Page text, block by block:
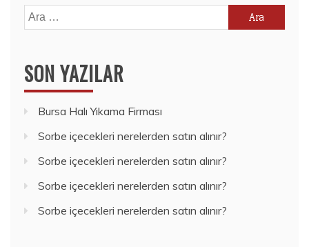
Arama:
SON YAZILAR
Bursa Halı Yıkama Firması
Sorbe içecekleri nerelerden satın alınır?
Sorbe içecekleri nerelerden satın alınır?
Sorbe içecekleri nerelerden satın alınır?
Sorbe içecekleri nerelerden satın alınır?